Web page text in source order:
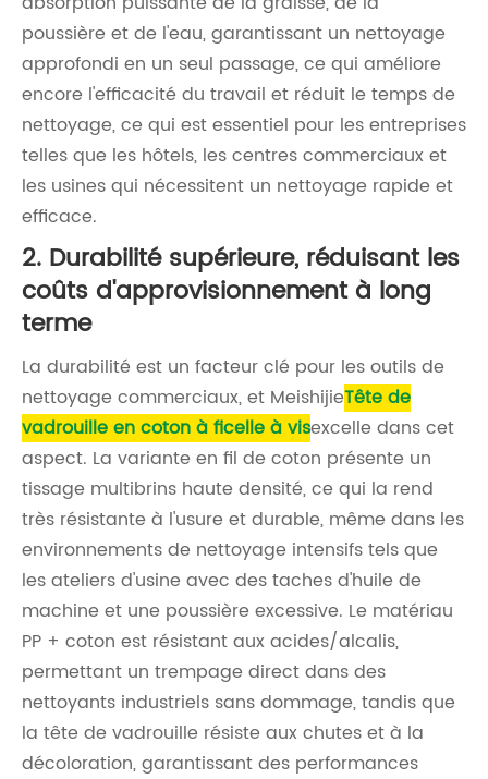
poussière et de l'eau, garantissant un nettoyage
approfondi en un seul passage, ce qui améliore
encore l'efficacité du travail et réduit le temps de
nettoyage, ce qui est essentiel pour les entreprises
telles que les hôtels, les centres commerciaux et
les usines qui nécessitent un nettoyage rapide et
efficace.
2. Durabilité supérieure, réduisant les
coûts d'approvisionnement à long
terme
La durabilité est un facteur clé pour les outils de
nettoyage commerciaux, et MeishijieTête de
vadrouille en coton à ficelle à visexcelle dans cet
aspect. La variante en fil de coton présente un
tissage multibrins haute densité, ce qui la rend
très résistante à l'usure et durable, même dans les
environnements de nettoyage intensifs tels que
les ateliers d'usine avec des taches d'huile de
machine et une poussière excessive. Le matériau
PP + coton est résistant aux acides/alcalis,
permettant un trempage direct dans des
nettoyants industriels sans dommage, tandis que
la tête de vadrouille résiste aux chutes et à la
décoloration, garantissant des performances